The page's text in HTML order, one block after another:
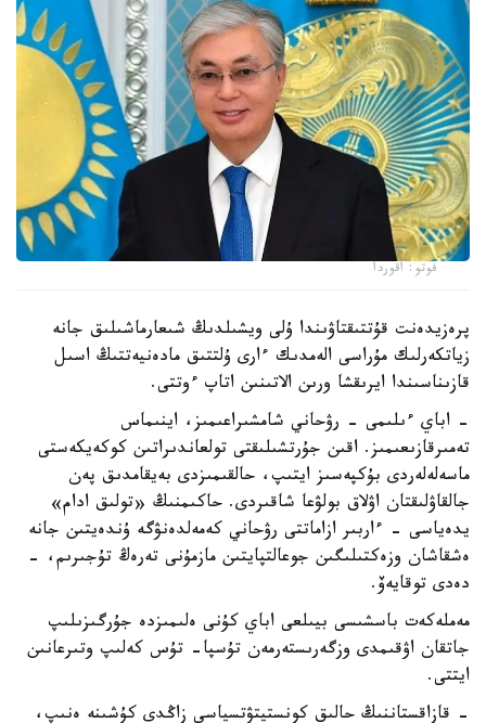
فوتو: اقوردا
پرەزيدەنت قۇتتىقتاۋىندا ۇلى ويشىلدىڭ شىعارماشىلىق جانە
زياتكەرلىك مۇراسى الەمدىك ءارى ۇلتتىق مادەنيەتتىڭ اسىل
قازىناسىندا ايرىقشا ورىن الاتىنىن اتاپ ءوتتى.
- اباي ءىلىمى - رۋحاني شامشىراعىمىز، اينىماس
تەمىرقازىعىمىز. اقىن جۇرتشىلىقتى تولعاندىراتىن كوكەيكەستى
ماسەلەلەردى بۇكپەسىز ايتىپ، حالقىمىزدى بەيقامدىق پەن
جالقاۋلىقتان اۋلاق بولۋعا شاقىردى. حاكىمنىڭ «تولىق ادام»
يدەياسى - ءاربىر ازاماتتى رۋحاني كەمەلدەنۋگە ۇندەيتىن جانە
ەشقاشان وزەكتىلىگىن جوعالتپايتىن مازمۇنى تەرەڭ تۇجىرىم، -
دەدى توقايەۆ.
مەملەكەت باسشىسى بيىلعى اباي كۇنى ەلىمىزدە جۇرگىزىلىپ
جاتقان اۋقىمدى وزگەرىستەرمەن تۇسپا- تۇس كەلىپ وتىرعانىن
ايتتى.
- قازاقستاننىڭ حالىق كونستيتۋتسياسى زاڭدى كۇشىنە ەنىپ،